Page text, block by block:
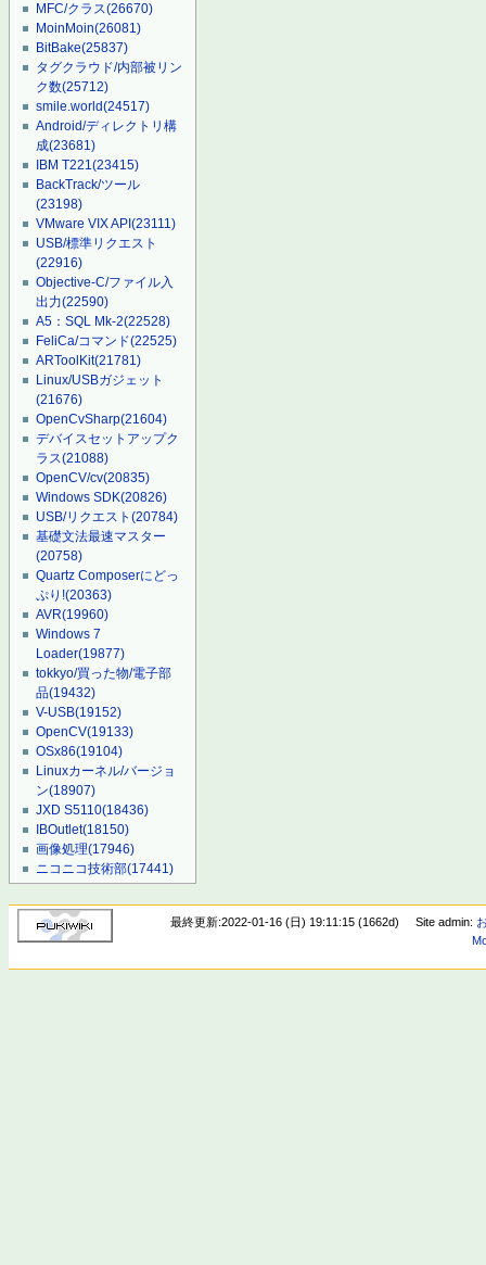
MFC/クラス(26670)
MoinMoin(26081)
BitBake(25837)
タグクラウド/内部被リン
ク数(25712)
smile.world(24517)
Android/ディレクトリ構
成(23681)
IBM T221(23415)
BackTrack/ツール
(23198)
VMware VIX API(23111)
USB/標準リクエスト
(22916)
Objective-C/ファイル入
出力(22590)
A5：SQL Mk-2(22528)
FeliCa/コマンド(22525)
ARToolKit(21781)
Linux/USBガジェット
(21676)
OpenCvSharp(21604)
デバイスセットアップク
ラス(21088)
OpenCV/cv(20835)
Windows SDK(20826)
USB/リクエスト(20784)
基礎文法最速マスター
(20758)
Quartz Composerにどっ
ぷり!(20363)
AVR(19960)
Windows 7
Loader(19877)
tokkyo/買った物/電子部
品(19432)
V-USB(19152)
OpenCV(19133)
OSx86(19104)
Linuxカーネル/バージョ
ン(18907)
JXD S5110(18436)
IBOutlet(18150)
画像処理(17946)
ニコニコ技術部(17441)
最終更新:2022-01-16 (日) 19:11:15 (1662d) Site admin: